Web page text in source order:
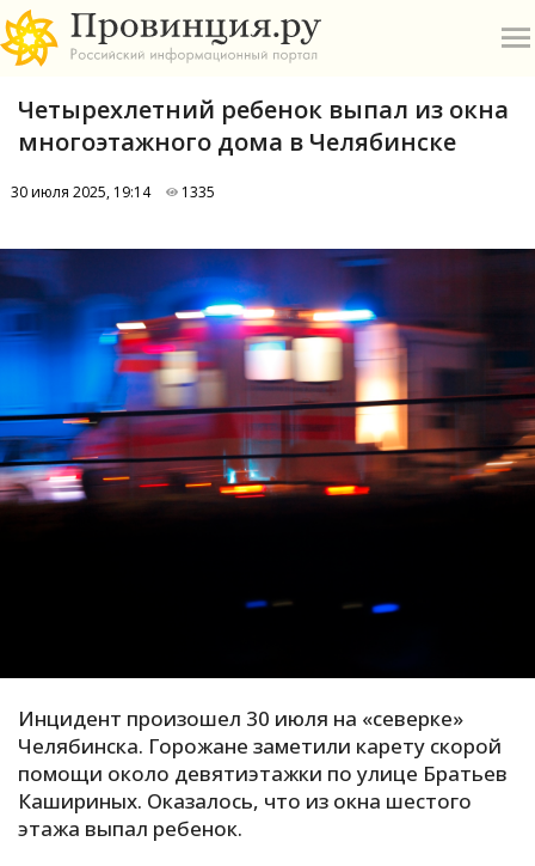
А
Б
В
И
К
О
П
Р
Четырехлетний ребенок выпал из окна
многоэтажного дома в Челябинске
30 июля 2025, 19:14 1335
Инцидент произошел 30 июля на «северке»
Челябинска. Горожане заметили карету скорой
помощи около девятиэтажки по улице Братьев
Кашириных. Оказалось, что из окна шестого
этажа выпал ребенок.